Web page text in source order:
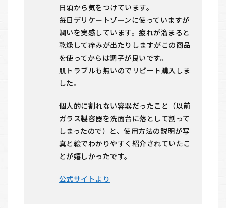
日頃から気をつけています。
毎日デリケートゾーンに使っていますが
潤いを実感しています。疲れが溜まると
乾燥して痒みが出たりしますがこの商品
を使ってからは調子が良いです。
肌トラブルも無いのでリピート購入しま
した。
個人的に割れない容器だったこと（以前
ガラス製容器を洗面台に落として割って
しまったので）と、使用方法の説明が写
真と絵でわかりやすく紹介されていたこ
とが嬉しかったです。
公式サイトより